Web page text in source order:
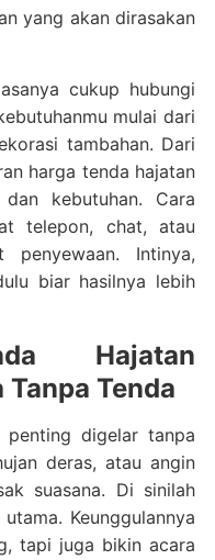
yang akan dirasakan
cukup hubungi
mulai dari
tambahan. Dari
harga tenda hajatan
kebutuhan. Cara
telepon, chat, atau
Intinya,
biar hasilnya lebih
Hajatan
Tenda
penting digelar tanpa
deras, atau angin
suasana. Di sinilah
Keunggulannya
tapi juga bikin acara